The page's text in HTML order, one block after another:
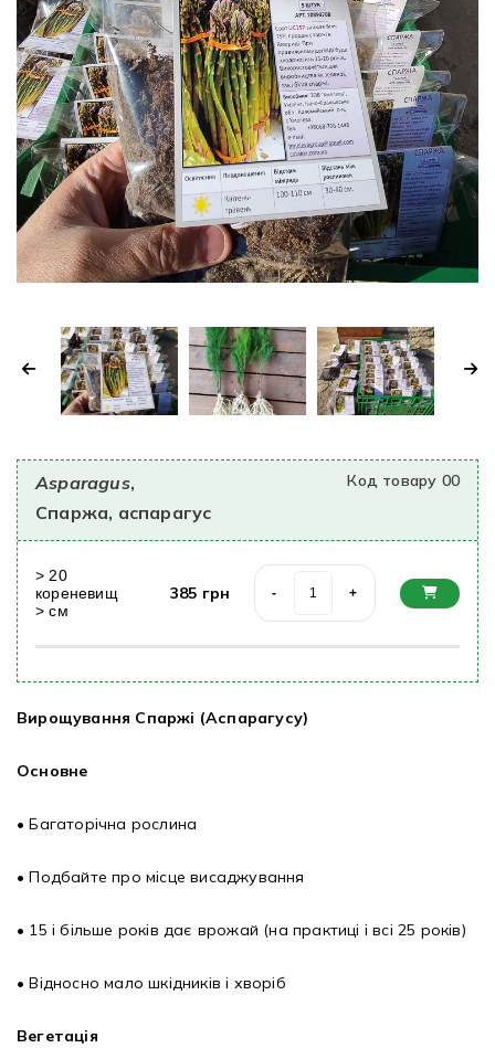
Корисна інформація
Новини
Де купити
Оплата та доставка
Гарантії
Контакти
Asparagus,
Спаржа, аспарагус
Код товару 00
>20
кореневищ
>cм
385 грн - +
Вирощування Спаржі (Аспарагусу)
Основне
• Багаторічна рослина
• Подбайте про місце висаджування
• 15 і більше років дає врожай (на практиці і всі 25 років)
• Відносно мало шкідників і хворіб
Вегетація